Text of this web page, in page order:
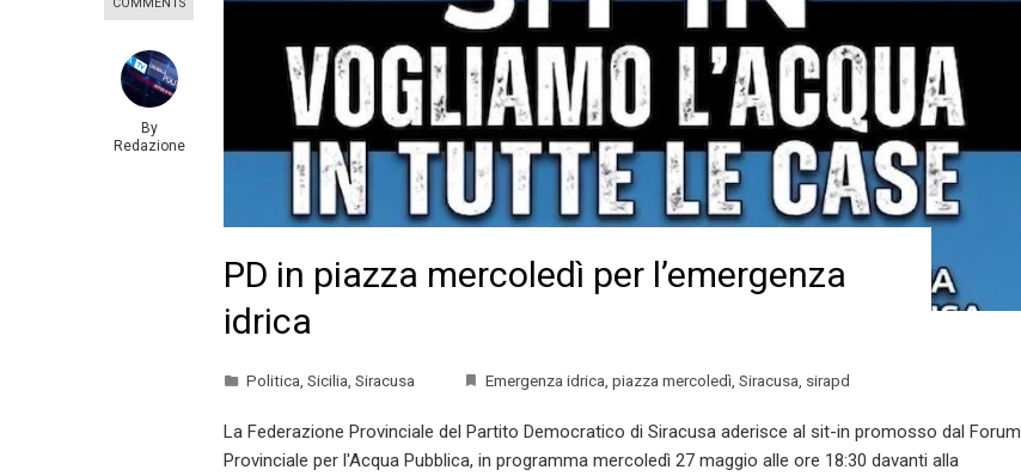
By
Redazione
PD in piazza mercoledì per l’emergenza
idrica
Politica Sicilia Siracusa Emergenza idrica piazza mercoledì Siracusa sirapd
La Federazione Provinciale del Partito Democratico di Siracusa aderisce al sit-in promosso dal Forum
Provinciale per l'Acqua Pubblica, in programma mercoledì 27 maggio alle ore 18:30 davanti alla